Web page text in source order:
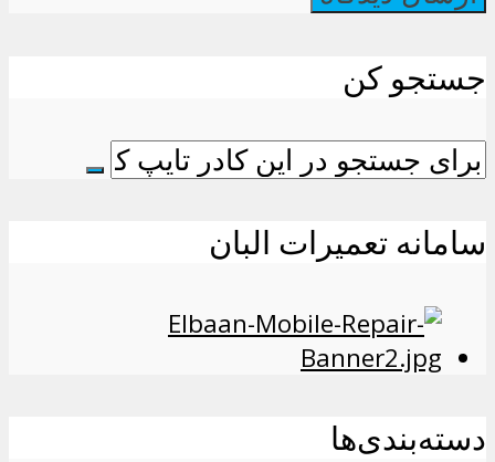
جستجو کن
سامانه تعمیرات البان
دسته‌بندی‌ها